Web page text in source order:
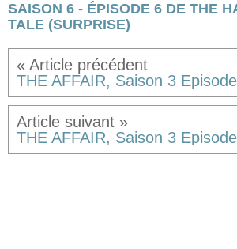
SAISON 6 - ÉPISODE 6 DE THE
TALE (SURPRISE)
THE AFFAIR, Saison 3
THE AFFAIR, Saison 3